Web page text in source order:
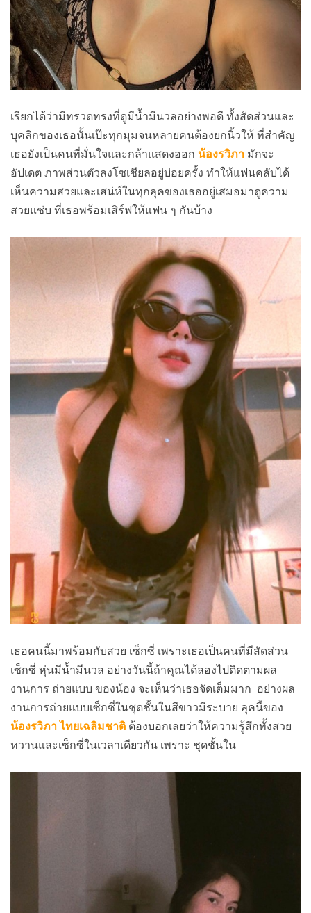
เรียกได้ว่ามีทรวดทรงที่ดูมีน้ำมีนวลอย่างพอดี ทั้งสัดส่วนและ
บุคลิกของเธอนั้นเป๊ะทุกมุมจนหลายคนต้องยกนิ้วให้ ที่สำคัญ
เธอยังเป็นคนที่มั่นใจและกล้าแสดงออก น้องรวิภา มักจะ
อัปเดต ภาพส่วนตัวลงโซเชียลอยู่บ่อยครั้ง ทำให้แฟนคลับได้
เห็นความสวยและเสน่ห์ในทุกลุคของเธออยู่เสมอมาดูความ
สวยแซ่บ ที่เธอพร้อมเสิร์ฟให้แฟน ๆ กันบ้าง
เธอคนนี้มาพร้อมกับสวย เซ็กซี่ เพราะเธอเป็นคนที่มีสัดส่วน
เซ็กซี่ หุ่นมีน้ำมีนวล อย่างวันนี้ถ้าคุณได้ลองไปติดตามผล
งานการ ถ่ายแบบ ของน้อง จะเห็นว่าเธอจัดเต็มมาก อย่างผล
งานการถ่ายแบบเซ็กซี่ในชุดชั้นในสีขาวมีระบาย ลุคนี้ของ
น้องรวิภา ไทยเฉลิมชาติ ต้องบอกเลยว่าให้ความรู้สึกทั้งสวย
หวานและเซ็กซี่ในเวลาเดียวกัน เพราะ ชุดชั้นใน